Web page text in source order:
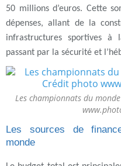
50 millions d’euros. Cette
dépenses, allant de la
infrastructures sportives à
passant par la sécurité et
Les championnats du
Les sources de
monde